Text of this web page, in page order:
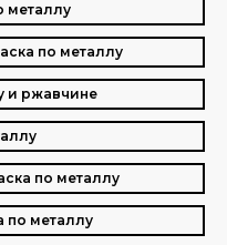
металлу
по металлу
и ржавчине
по металлу
по металлу